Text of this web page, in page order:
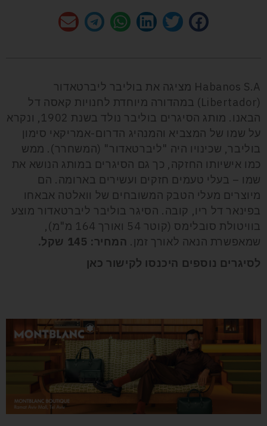
Habanos S.A מציגה את בוליבר ליברטאדור
(Libertador) במהדורה מיוחדת לחנויות קאסה דל
הבאנו. מותג הסיגרים בוליבר נולד בשנת 1902, ונקרא
על שמו של המצביא והמנהיג הדרום-אמריקאי סימון
בוליבר, שכינויו היה "ליברטאדור" (המשחרר). ממש
כמו אישיותו החזקה, כך גם הסיגרים במותג הנושא את
שמו – בעלי טעמים חזקים ועשירים בארומה. הם
מיוצרים מעלי הטבק המשובחים של וואלטה אבאחו
בפינאר דל ריו, קובה. הסיגר בוליבר ליברטאדור מוצע
בוויטולת סובלימס (קוטר 54 ואורך 164 מ"מ),
שמאפשרת הנאה לאורך זמן. המחיר: 145 שקל.
לסיגרים נוספים היכנסו לקישור כאן